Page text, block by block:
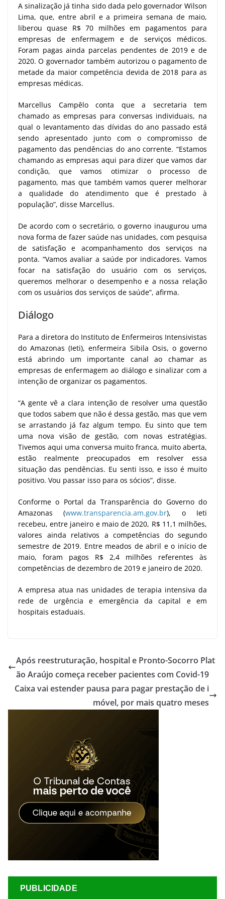
A sinalização já tinha sido dada pelo governador Wilson
Lima, que, entre abril e a primeira semana de maio,
liberou quase R$ 70 milhões em pagamentos para
empresas de enfermagem e de serviços médicos.
Foram pagas ainda parcelas pendentes de 2019 e de
2020. O governador também autorizou o pagamento de
metade da maior competência devida de 2018 para as
empresas médicas.
Marcellus Campêlo conta que a secretaria tem
chamado as empresas para conversas individuais, na
qual o levantamento das dívidas do ano passado está
sendo apresentado junto com o compromisso de
pagamento das pendências do ano corrente. “Estamos
chamando as empresas aqui para dizer que vamos dar
condição, que vamos otimizar o processo de
pagamento, mas que também vamos querer melhorar
a qualidade do atendimento que é prestado à
população”, disse Marcellus.
De acordo com o secretário, o governo inaugurou uma
nova forma de fazer saúde nas unidades, com pesquisa
de satisfação e acompanhamento dos serviços na
ponta. “Vamos avaliar a saúde por indicadores. Vamos
focar na satisfação do usuário com os serviços,
queremos melhorar o desempenho e a nossa relação
com os usuários dos serviços de saúde”, afirma.
Diálogo
Para a diretora do Instituto de Enfermeiros Intensivistas
do Amazonas (Ieti), enfermeira Sibila Osis, o governo
está abrindo um importante canal ao chamar as
empresas de enfermagem ao diálogo e sinalizar com a
intenção de organizar os pagamentos.
“A gente vê a clara intenção de resolver uma questão
que todos sabem que não é dessa gestão, mas que vem
se arrastando já faz algum tempo. Eu sinto que tem
uma nova visão de gestão, com novas estratégias.
Tivemos aqui uma conversa muito franca, muito aberta,
estão realmente preocupados em resolver essa
situação das pendências. Eu senti isso, e isso é muito
positivo. Vou passar isso para os sócios”, disse.
Conforme o Portal da Transparência do Governo do
Amazonas (www.transparencia.am.gov.br), o Ieti
recebeu, entre janeiro e maio de 2020, R$ 11,1 milhões,
valores ainda relativos a competências do segundo
semestre de 2019. Entre meados de abril e o início de
maio, foram pagos R$ 2,4 milhões referentes às
competências de dezembro de 2019 e janeiro de 2020.
A empresa atua nas unidades de terapia intensiva da
rede de urgência e emergência da capital e em
hospitais estaduais.
Após reestruturação, hospital e Pronto-Socorro Plat
ão Araújo começa receber pacientes com Covid-19
Caixa vai estender pausa para pagar prestação de i
móvel, por mais quatro meses
PUBLICIDADE